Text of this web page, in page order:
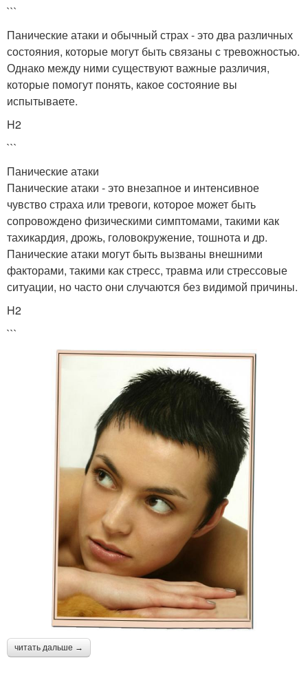
```
Панические атаки и обычный страх - это два различных
состояния, которые могут быть связаны с тревожностью.
Однако между ними существуют важные различия,
которые помогут понять, какое состояние вы
испытываете.
H2
```
Панические атаки
Панические атаки - это внезапное и интенсивное
чувство страха или тревоги, которое может быть
сопровождено физическими симптомами, такими как
тахикардия, дрожь, головокружение, тошнота и др.
Панические атаки могут быть вызваны внешними
факторами, такими как стресс, травма или стрессовые
ситуации, но часто они случаются без видимой причины.
H2
```
читать дальше →